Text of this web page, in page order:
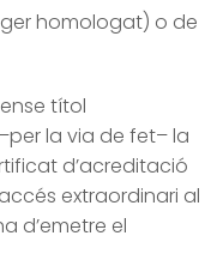
homologat) o de
títol
la via de fet– la
d’acreditació
extraordinari al
d’emetre el